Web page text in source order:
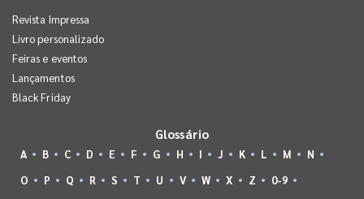
Revista Impressa
Livro personalizado
Feiras e eventos
Lançamentos
Black Friday
Glossário
A B C D E F G H I J K L M
N
O
P Q R S T U V W X Z 0-9